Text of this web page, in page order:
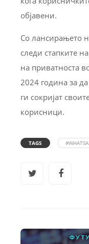
објавени.
Со лансирањето
следи стапките
на приватноста
2024 година за
ги сокријат
корисници.
TAGS